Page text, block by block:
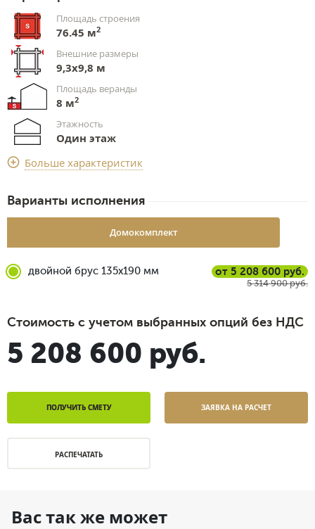
Площадь строения
76.45 м2
Внешние размеры
9,3х9,8 м
Площадь веранды
8 м2
Этажность
Один этаж
Срок доставки
2 недели
Больше характеристик
Варианты исполнения
Домокомплект
двойной брус 135x190 мм от 5 208 600 руб.
5 314 900 руб.
Стоимость с учетом выбранных опций без НДС
5 208 600 руб.
ПОЛУЧИТЬ СМЕТУ ЗАЯВКА НА РАСЧЕТ
РАСПЕЧАТАТЬ
Вас так же может